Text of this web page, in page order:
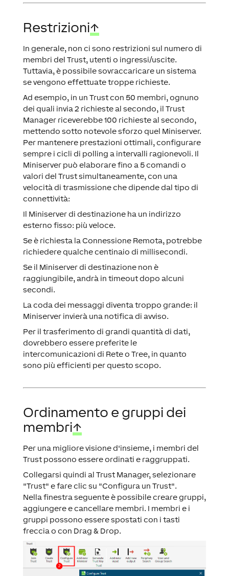
Restrizioni↑
In generale, non ci sono restrizioni sul numero di
membri del Trust, utenti o ingressi/uscite.
Tuttavia, è possibile sovraccaricare un sistema
se vengono effettuate troppe richieste.
Ad esempio, in un Trust con 50 membri, ognuno
dei quali invia 2 richieste al secondo, il Trust
Manager riceverebbe 100 richieste al secondo,
mettendo sotto notevole sforzo quel Miniserver.
Per mantenere prestazioni ottimali, configurare
sempre i cicli di polling a intervalli ragionevoli. Il
Miniserver può elaborare fino a 5 comandi o
valori del Trust simultaneamente, con una
velocità di trasmissione che dipende dal tipo di
connettività:
Il Miniserver di destinazione ha un indirizzo
esterno fisso: più veloce.
Se è richiesta la Connessione Remota, potrebbe
richiedere qualche centinaio di millisecondi.
Se il Miniserver di destinazione non è
raggiungibile, andrà in timeout dopo alcuni
secondi.
La coda dei messaggi diventa troppo grande: il
Miniserver invierà una notifica di avviso.
Per il trasferimento di grandi quantità di dati,
dovrebbero essere preferite le
intercomunicazioni di Rete o Tree, in quanto
sono più efficienti per questo scopo.
Ordinamento e gruppi dei
membri↑
Per una migliore visione d'insieme, i membri del
Trust possono essere ordinati e raggruppati.
Collegarsi quindi al Trust Manager, selezionare
"Trust" e fare clic su "Configura un Trust".
Nella finestra seguente è possibile creare gruppi,
aggiungere e cancellare membri. I membri e i
gruppi possono essere spostati con i tasti
freccia o con Drag & Drop.